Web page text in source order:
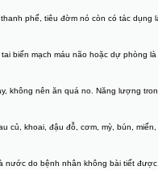
phế, tiêu đờm nó còn có tác
biến mạch máu não hoặc dự phòng
không nên ăn quá no. Năng lượng
củ, khoai, đậu đỗ, cơm, mỳ, bún,
nước do bệnh nhân không bài tiết